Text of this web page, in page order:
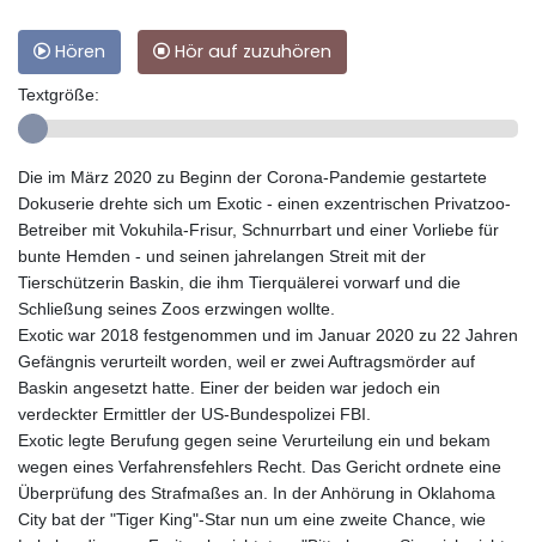
Hören Hör auf zuzuhören
Textgröße:
Die im März 2020 zu Beginn der Corona-Pandemie gestartete
Dokuserie drehte sich um Exotic - einen exzentrischen Privatzoo-
Betreiber mit Vokuhila-Frisur, Schnurrbart und einer Vorliebe für
bunte Hemden - und seinen jahrelangen Streit mit der
Tierschützerin Baskin, die ihm Tierquälerei vorwarf und die
Schließung seines Zoos erzwingen wollte.
Exotic war 2018 festgenommen und im Januar 2020 zu 22 Jahren
Gefängnis verurteilt worden, weil er zwei Auftragsmörder auf
Baskin angesetzt hatte. Einer der beiden war jedoch ein
verdeckter Ermittler der US-Bundespolizei FBI.
Exotic legte Berufung gegen seine Verurteilung ein und bekam
wegen eines Verfahrensfehlers Recht. Das Gericht ordnete eine
Überprüfung des Strafmaßes an. In der Anhörung in Oklahoma
City bat der "Tiger King"-Star nun um eine zweite Chance, wie